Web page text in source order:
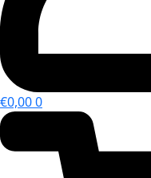
€0,000